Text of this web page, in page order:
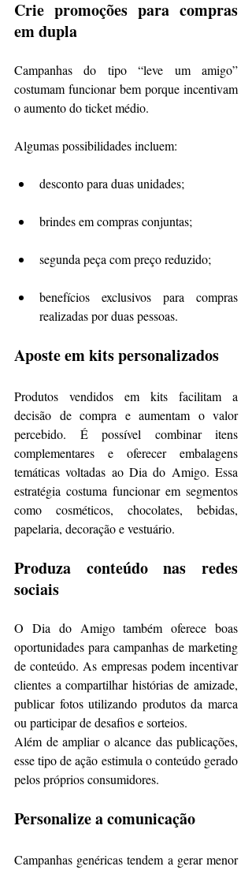
Crie promoções para compras
em dupla
Campanhas do tipo “leve um amigo”
costumam funcionar bem porque incentivam
o aumento do ticket médio.
Algumas possibilidades incluem:
desconto para duas unidades;
brindes em compras conjuntas;
segunda peça com preço reduzido;
benefícios exclusivos para compras
realizadas por duas pessoas.
Aposte em kits personalizados
Produtos vendidos em kits facilitam a
decisão de compra e aumentam o valor
percebido. É possível combinar itens
complementares e oferecer embalagens
temáticas voltadas ao Dia do Amigo. Essa
estratégia costuma funcionar em segmentos
como cosméticos, chocolates, bebidas,
papelaria, decoração e vestuário.
Produza conteúdo nas redes
sociais
O Dia do Amigo também oferece boas
oportunidades para campanhas de marketing
de conteúdo. As empresas podem incentivar
clientes a compartilhar histórias de amizade,
publicar fotos utilizando produtos da marca
ou participar de desafios e sorteios.
Além de ampliar o alcance das publicações,
esse tipo de ação estimula o conteúdo gerado
pelos próprios consumidores.
Personalize a comunicação
Campanhas genéricas tendem a gerar menor